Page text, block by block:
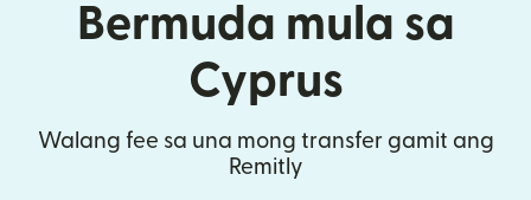
Bermuda mula sa
Cyprus
Walang fee sa una mong transfer gamit ang
Remitly